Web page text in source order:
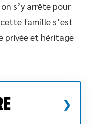
s’y arrête pour
famille s’est
privée et héritage